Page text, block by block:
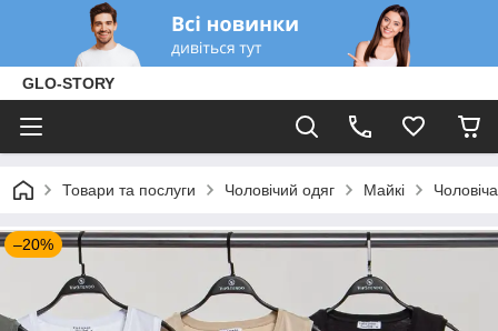
GLO-STORY
Товари та послуги Чоловічий одяг Майкі
–20%